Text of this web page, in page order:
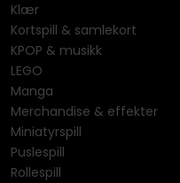
Klær
Kortspill & samlekort
KPOP & musikk
LEGO
Manga
Merchandise & effekter
Miniatyrspill
Puslespill
Rollespill